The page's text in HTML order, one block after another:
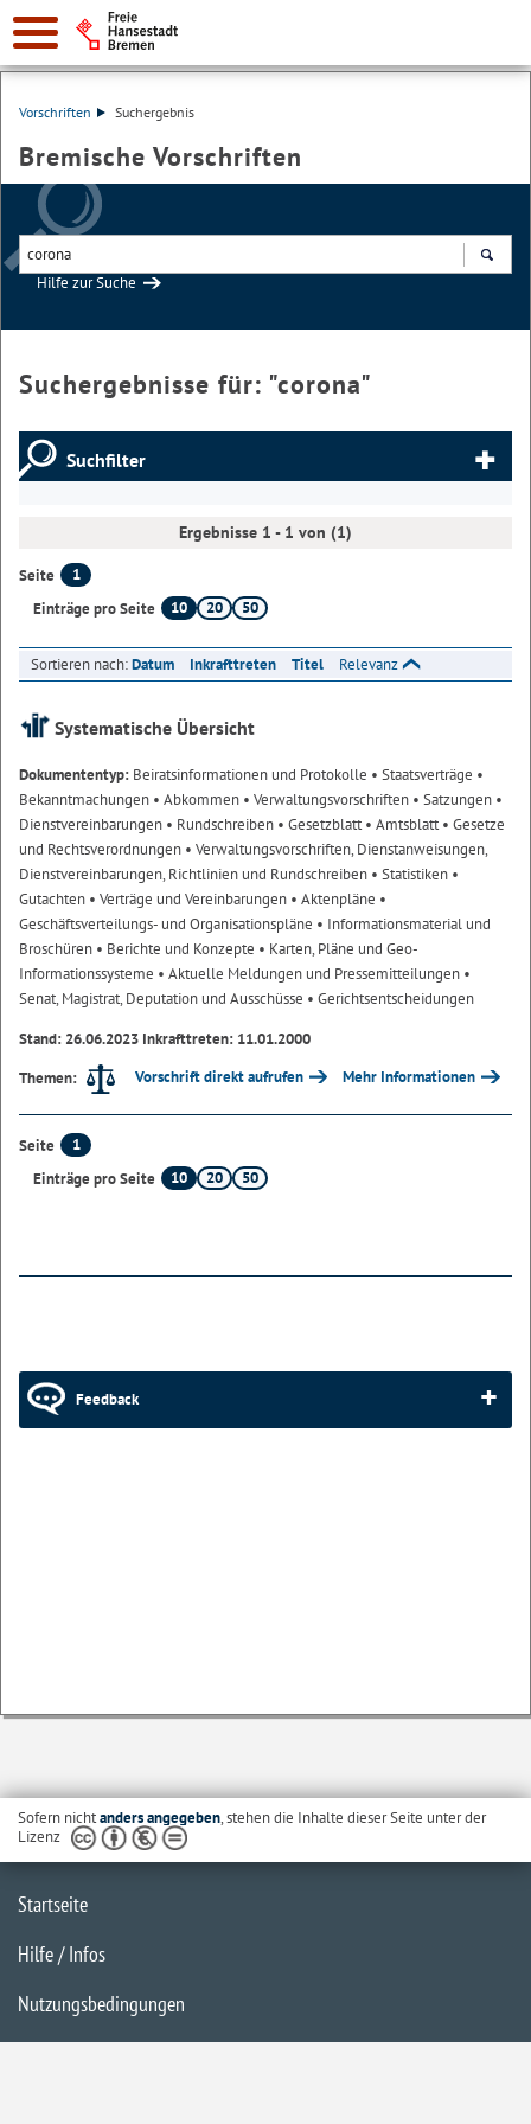
Vorschriften Suchergebnis
Bremische Vorschriften
Hilfe zur Suche
Suchergebnisse für: "corona"
Suchfilter
Ergebnisse 1 - 1 von (1)
Seite
1
Einträge pro Seite
10 20 50
Sortieren nach:Datum Inkrafttreten Titel Relevanz
Systematische Übersicht
Dokumententyp: Beiratsinformationen und Protokolle • Staatsverträge •
Bekanntmachungen • Abkommen • Verwaltungsvorschriften • Satzungen •
Dienstvereinbarungen • Rundschreiben • Gesetzblatt• Amtsblatt• Gesetze
und Rechtsverordnungen • Verwaltungsvorschriften, Dienstanweisungen,
Dienstvereinbarungen, Richtlinien und Rundschreiben • Statistiken •
Gutachten • Verträge und Vereinbarungen • Aktenpläne •
Geschäftsverteilungs- und Organisationspläne • Informationsmaterial und
Broschüren • Berichte und Konzepte • Karten, Pläne und Geo-
Informationssysteme • Aktuelle Meldungen und Pressemitteilungen •
Senat, Magistrat, Deputation und Ausschüsse • Gerichtsentscheidungen
Stand: 26.06.2023 Inkrafttreten: 11.01.2000
Themen:
Vorschrift direkt aufrufen Mehr Informationen
Seite
1
Einträge pro Seite
10 20 50
Feedback
Sofern nichtanders angegeben, stehen die Inhalte dieser Seite unter der
Lizenz
Startseite
Hilfe / Infos
Nutzungsbedingungen